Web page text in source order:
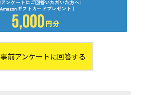
事前アンケートに回答する